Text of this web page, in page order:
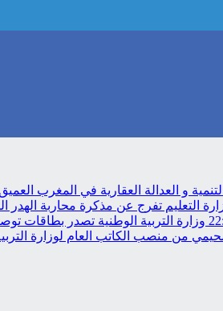
و العدالة العقارية في المغرب
التعليم تفرج عن مذكرة محاربة الهدر
وزارة التربية الوطنية تصدر بطاقات
من منصب الكاتب العام لوزارة